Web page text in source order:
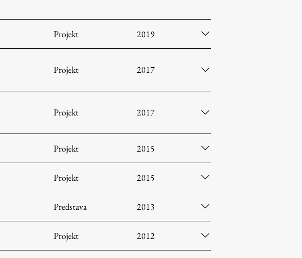
Projekt 2019
Projekt 2017
Projekt 2017
Projekt 2015
Projekt 2015
Predstava 2013
Projekt 2012